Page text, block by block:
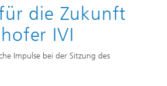
die Zukunft
IVI
Impulse bei der Sitzung des